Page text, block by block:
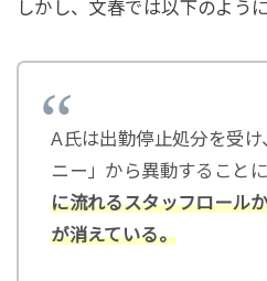
しかし、文春では以下のよう
A氏は出勤停止処分を受
ニー」から異動することに
に流れるスタッフロール
が消えている。